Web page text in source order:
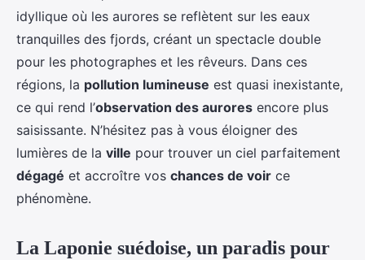
idyllique où les aurores se reflètent sur les eaux
tranquilles des fjords, créant un spectacle double
pour les photographes et les rêveurs. Dans ces
régions, la pollution lumineuse est quasi inexistante,
ce qui rend l’observation des aurores encore plus
saisissante. N’hésitez pas à vous éloigner des
lumières de la ville pour trouver un ciel parfaitement
dégagé et accroître vos chances de voir ce
phénomène.
La Laponie suédoise, un paradis pour